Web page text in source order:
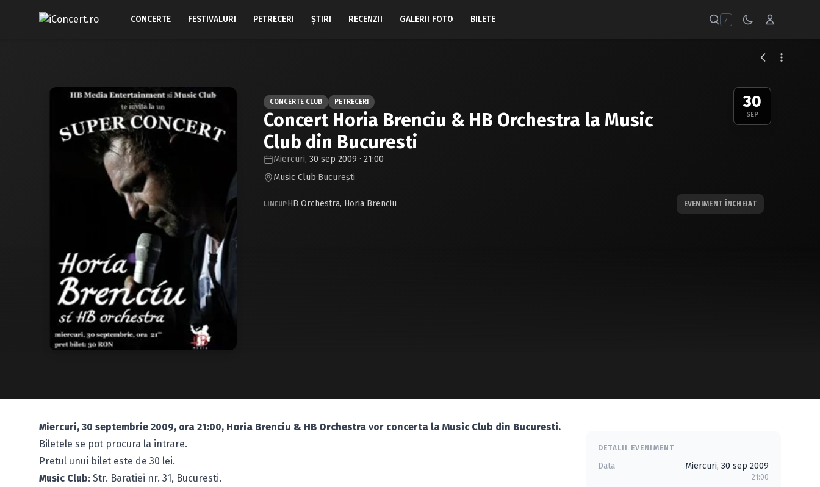
CONCERTE FESTIVALURI PETRECERI ŞTIRI RECENZII GALERII FOTO BILETE /
30
SEP
CONCERTE CLUB PETRECERI
Concert Horia Brenciu & HB Orchestra la Music
Club din Bucuresti
Miercuri, 30 sep 2009 · 21:00
Music Club·Bucureşti
LINEUPHB Orchestra, Horia Brenciu EVENIMENT ÎNCHEIAT
Miercuri, 30 septembrie 2009, ora 21:00, Horia Brenciu & HB Orchestra vor concerta la Music Club din Bucuresti.
Biletele se pot procura la intrare.
Pretul unui bilet este de 30 lei.
Music Club: Str. Baratiei nr. 31, Bucuresti.
DETALII EVENIMENT
Data Miercuri, 30 sep 2009
21:00